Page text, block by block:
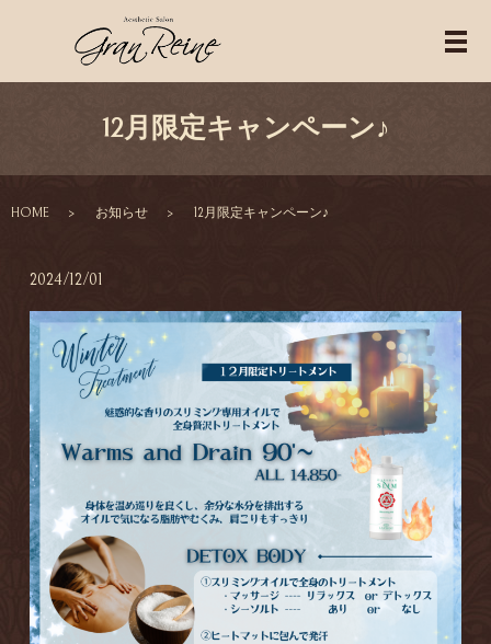
12月限定キャンペーン♪
HOME お知らせ 12月限定キャンペーン♪
2024/12/01